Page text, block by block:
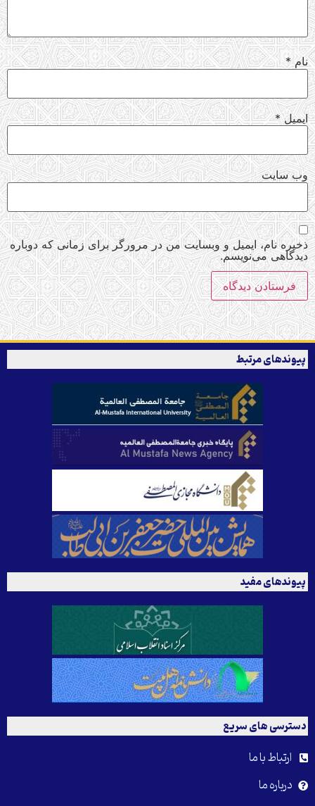
نام*
ایمیل*
وب‌ سایت
ذخیره نام، ایمیل و وبسایت من در مرورگر برای زمانی که دوباره
دیدگاهی می‌نویسم.
پیوندهای مرتبط
پیوندهای مفید
دسترسی های سریع
ارتباط با ما
درباره ما